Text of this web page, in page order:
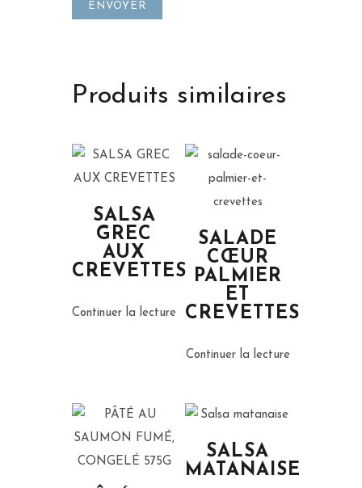
Produits similaires
SALSA
GREC
AUX
CREVETTES
Continuer la lecture
SALADE
CŒUR
PALMIER
ET
CREVETTES
Continuer la lecture
SALSA
MATANAISE